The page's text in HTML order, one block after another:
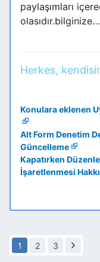
paylaşımları
Herkes,
Konulara eklenen
Alt Form Denetim
Güncelleme
Kapatırken
İşaretlenmesi
1 2 3